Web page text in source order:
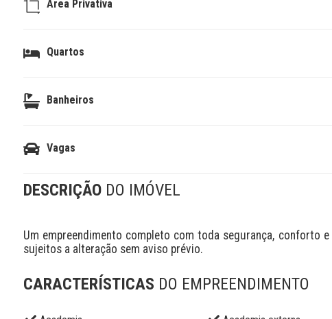
Área Privativa
Quartos
Banheiros
Vagas
DESCRIÇÃO DO IMÓVEL
Um empreendimento completo com toda segurança, conforto
sujeitos a alteração sem aviso prévio.
CARACTERÍSTICAS DO EMPREENDIMENTO